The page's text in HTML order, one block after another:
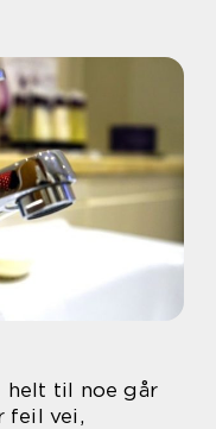
helt til noe går
feil vei,